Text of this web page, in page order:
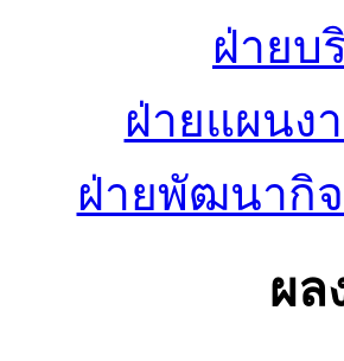
ฝ่ายบ
ฝ่ายแผนง
ฝ่ายพัฒนากิ
ผล